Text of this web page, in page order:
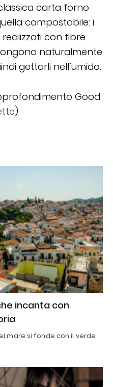
carta forno
compostabile: i
con fibre
naturalmente
gettarli nell’umido.
Good
)
incanta con
mare si fonde con il verde